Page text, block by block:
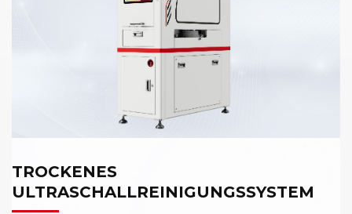
TROCKENES
ULTRASCHALLREINIGUNGSSYSTEM